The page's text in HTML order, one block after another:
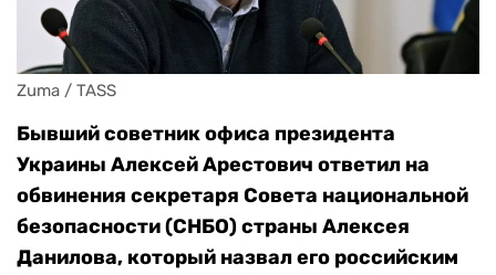
Zuma / TASS
Бывший советник офиса президента
Украины Алексей Арестович ответил на
обвинения секретаря Совета национальной
безопасности (СНБО) страны Алексея
Данилова, который назвал его российским